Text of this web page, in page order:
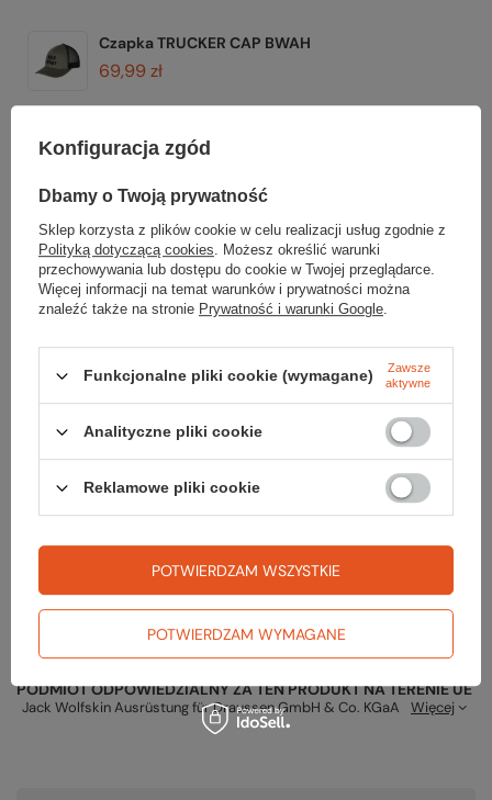
Czapka TRUCKER CAP BWAH
69,99 zł
59,99 zł
Portfel TRAVEL WALLET RFID ULTRA-SIL
169,99 zł
Wodoodporna torba biodrowa HIP BAG 3L
99,99 zł
Karta zabezpieczająca RFID
13,99 zł
Gwarancja
RĘKOJMIA 24 M-CE
Na sprzedawane produkty udzielana jest 24-miesięczna rękojmia na
podstawie ustawy z dnia 30 maja 2014r. o prawach konsumenta.
PODMIOT ODPOWIEDZIALNY ZA TEN PRODUKT NA TERENIE UE
Jack Wolfskin Ausrüstung für Draussen GmbH & Co. KGaA Więcej
Konfiguracja zgód
Dbamy o Twoją prywatność
Sklep korzysta z plików cookie w celu realizacji usług zgodnie z
Polityką dotyczącą cookies. Możesz określić warunki
przechowywania lub dostępu do cookie w Twojej przeglądarce.
Więcej informacji na temat warunków i prywatności można
znaleźć także na stronie Prywatność i warunki Google.
Funkcjonalne pliki cookie (wymagane)
Zawsze
aktywne
Analityczne pliki cookie
Reklamowe pliki cookie
POTWIERDZAM WYMAGANE
POTWIERDZAM WSZYSTKIE